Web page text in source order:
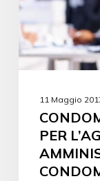
11 Maggio
PER